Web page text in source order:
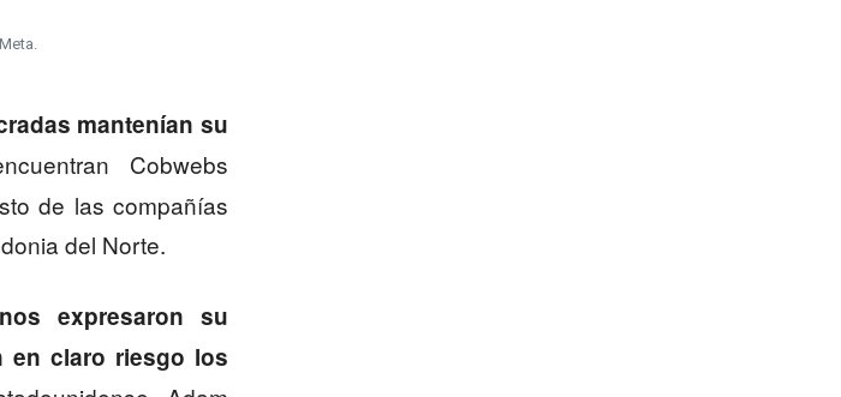
mantenían su
Cobwebs
de las compañías
del Norte.
expresaron su
en claro riesgo los